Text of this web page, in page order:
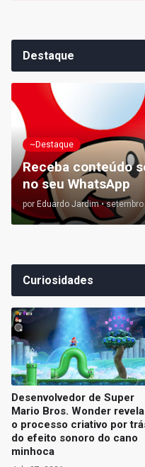
Destaque
~Destaque
Receba conteúdo
no seu WhatsApp
por Eduardo Jardim •
Curiosidades
Desenvolvedor de Super
Mario Bros. Wonder revela
o processo criativo por
do efeito sonoro do cano
minhoca